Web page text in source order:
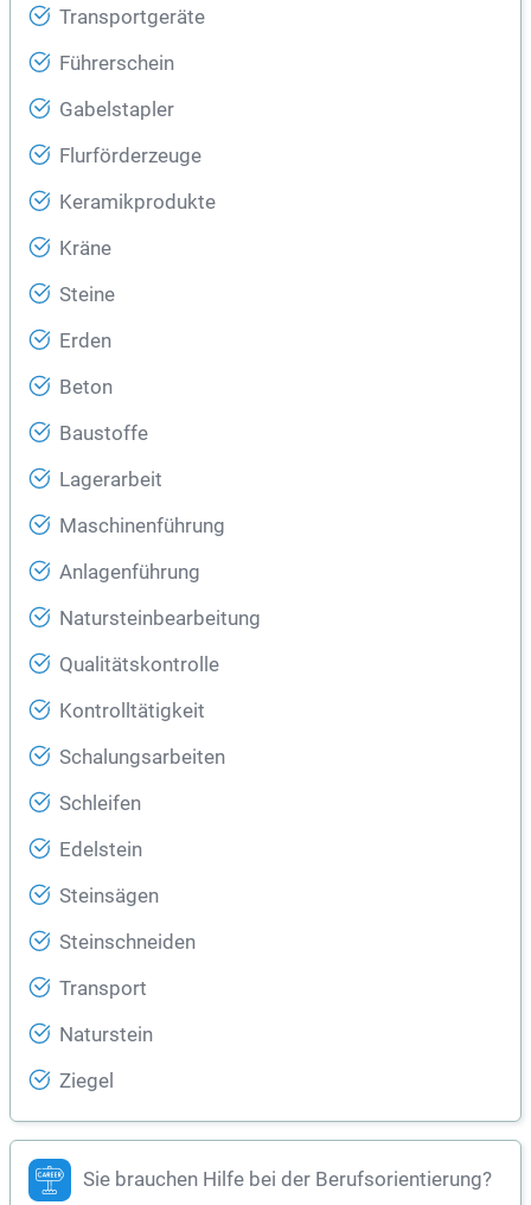
Transportgeräte
Führerschein
Gabelstapler
Flurförderzeuge
Keramikprodukte
Kräne
Steine
Erden
Beton
Baustoffe
Lagerarbeit
Maschinenführung
Anlagenführung
Natursteinbearbeitung
Qualitätskontrolle
Kontrolltätigkeit
Schalungsarbeiten
Schleifen
Edelstein
Steinsägen
Steinschneiden
Transport
Naturstein
Ziegel
Sie brauchen Hilfe bei der Berufsorientierung?